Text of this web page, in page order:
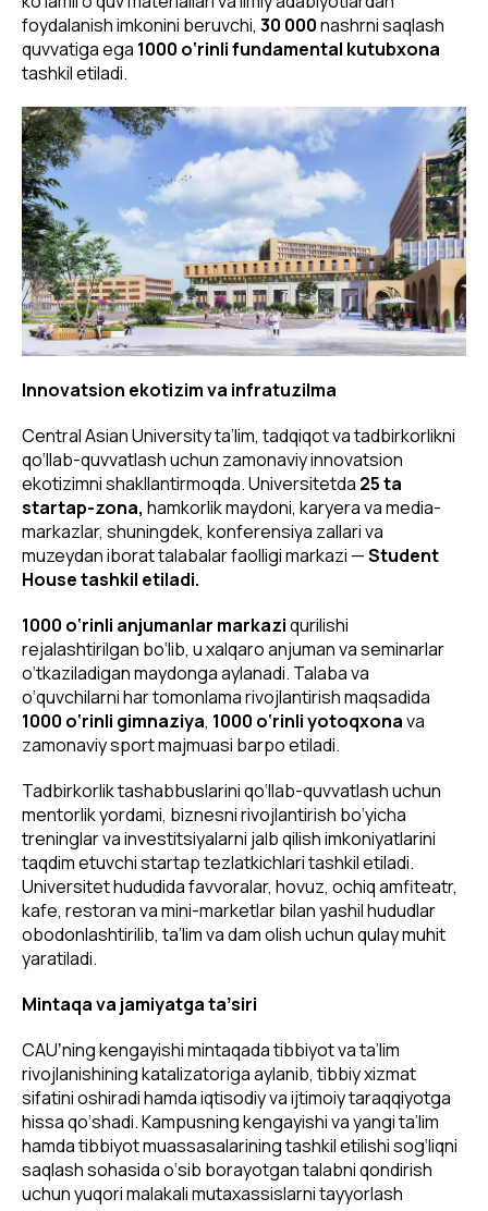
foydalanish imkonini beruvchi, 30 000nashrnisaqlash
quvvatiga ega 1000 o‘rinli fundamental kutubxona
tashkil etiladi.
Innovatsion ekotizim va infratuzilma
Central Asian University ta’lim, tadqiqot va tadbirkorlikni
qo‘llab-quvvatlash uchun zamonaviy innovatsion
ekotizimni shakllantirmoqda. Universitetda 25 ta
startap-zona, hamkorlik maydoni, karyera va media-
markazlar, shuningdek, konferensiya zallari va
muzeydan iborat talabalar faolligi markazi —Student
House tashkil etiladi.
1000 o‘rinli anjumanlar markaziqurilishi
rejalashtirilgan bo‘lib, u xalqaro anjuman va seminarlar
o‘tkaziladigan maydonga aylanadi. Talaba va
o‘quvchilarni har tomonlama rivojlantirish maqsadida
1000 o‘rinli gimnaziya, 1000 o‘rinliyotoqxonava
zamonaviy sport majmuasi barpo etiladi.
Tadbirkorlik tashabbuslarini qo‘llab-quvvatlash uchun
mentorlik yordami, biznesni rivojlantirish bo‘yicha
treninglar va investitsiyalarni jalb qilish imkoniyatlarini
taqdim etuvchi startap tezlatkichlari tashkil etiladi.
Universitet hududida favvoralar, hovuz, ochiq amfiteatr,
kafe, restoran va mini-marketlar bilan yashil hududlar
obodonlashtirilib, ta’lim va dam olish uchun qulay muhit
yaratiladi.
Mintaqa va jamiyatga taʼsiri
CAUʼning kengayishi mintaqada tibbiyot va ta’lim
rivojlanishining katalizatoriga aylanib, tibbiy xizmat
sifatini oshiradi hamda iqtisodiy va ijtimoiy taraqqiyotga
hissa qo‘shadi. Kampusning kengayishi va yangi ta’lim
hamda tibbiyot muassasalarining tashkil etilishi sog‘liqni
saqlash sohasida o‘sib borayotgan talabni qondirish
uchun yuqori malakali mutaxassislarni tayyorlash